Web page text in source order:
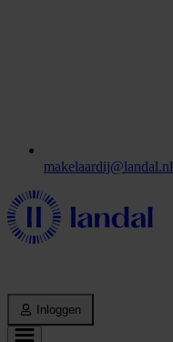
makelaardij@landal.nl
Inloggen